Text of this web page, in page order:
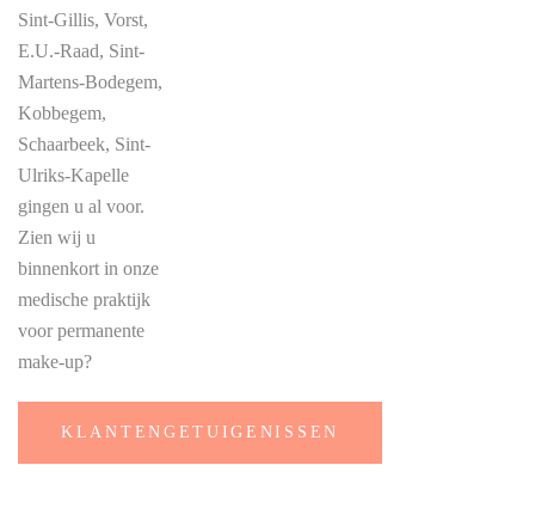
Sint-Gillis, Vorst,
E.U.-Raad, Sint-
Martens-Bodegem,
Kobbegem,
Schaarbeek, Sint-
Ulriks-Kapelle
gingen u al voor.
Zien wij u
binnenkort in onze
medische praktijk
voor permanente
make-up?
KLANTENGETUIGENISSEN